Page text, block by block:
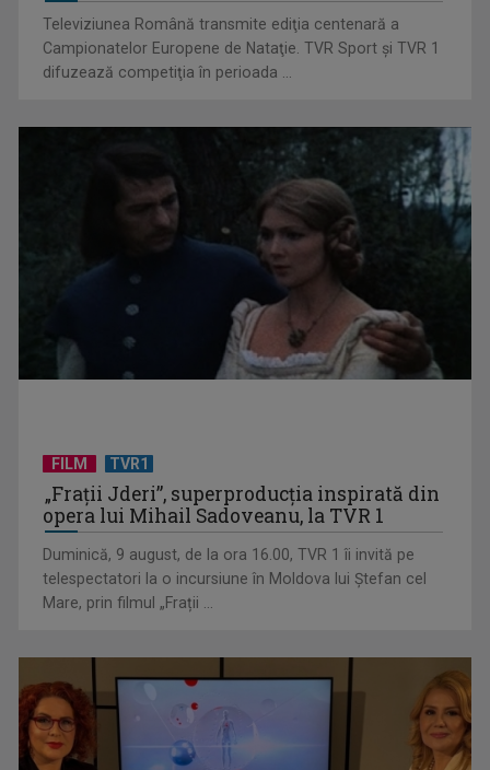
Gala Premiilor TVR MOLDOVA 2025, transmisă în direct de
„Tu votezi România!”: Campania electorală pentru alegerile
locale parțiale, ...
Televiziunea Română transmite ediţia centenară a
Campionatelor Europene de Nataţie. TVR Sport şi TVR 1
difuzează competiţia în perioada ...
FILM TVR1
„Frații Jderi”, superproducția inspirată din
opera lui Mihail Sadoveanu, la TVR 1
Duminică, 9 august, de la ora 16.00, TVR 1 îi invită pe
telespectatori la o incursiune în Moldova lui Ștefan cel
Mare, prin filmul „Frații ...